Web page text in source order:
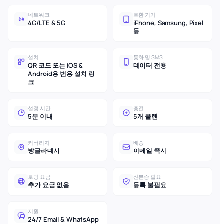
네트워크
4G/LTE & 5G
호환 기기
iPhone, Samsung, Pixel
등
설치
QR 코드 또는 iOS &
Android용 범용 설치 링
크
통화 및 SMS
데이터 전용
설정 시간
5분 이내
충전
5개 플랜
커버리지
방글라데시
배송
이메일 즉시
로밍 요금
추가 요금 없음
신분증 필요
등록 불필요
지원
24/7 Email & WhatsApp